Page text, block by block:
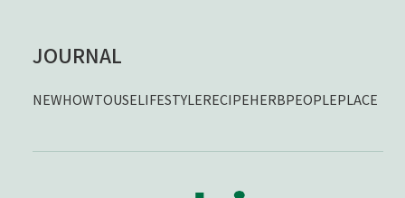
JOURNAL
NEWHOWTOUSELIFESTYLERECIPEHERBPEOPLEPLACE